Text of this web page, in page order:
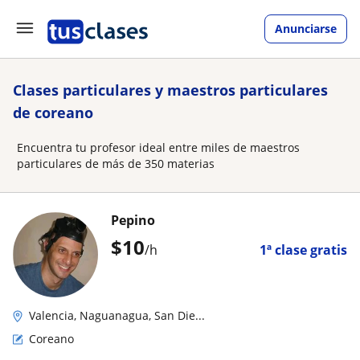
Anunciarse
Clases particulares y maestros particulares
de coreano
Encuentra tu profesor ideal entre miles de maestros
particulares de más de 350 materias
$10/h 1ª clase gratis
Pepino
Valencia, Naguanagua, San Die...
Coreano